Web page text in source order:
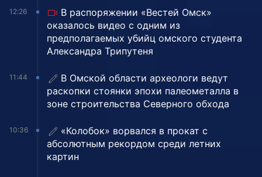
12:26
В распоряжении «Вестей Омск»
оказалось видео с одним из
предполагаемых убийц омского студента
Александра Трипутеня
11:44
В Омской области археологи ведут
раскопки стоянки эпохи палеометалла в
зоне строительства Северного обхода
10:36
«Колобок» ворвался в прокат с
абсолютным рекордом среди летних
картин